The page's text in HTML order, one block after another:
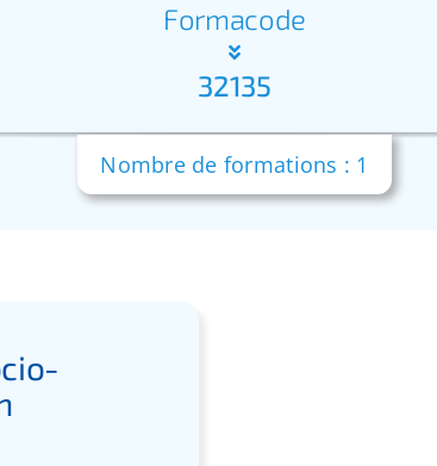
Formacode
32135
Nombre de formations : 1